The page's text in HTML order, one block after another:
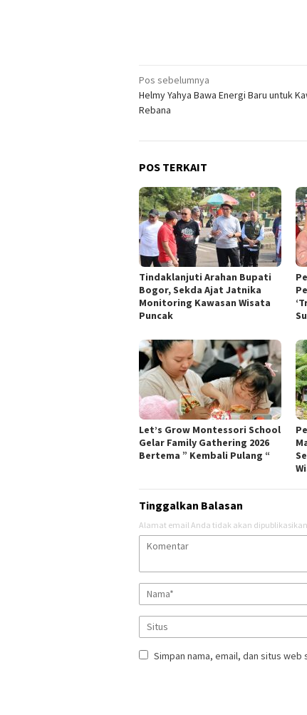
Navigasi
pos
Pos sebelumnya
Helmy Yahya Bawa Energi Baru untuk
Rebana
POS TERKAIT
Tindaklanjuti Arahan Bupati
Bogor, Sekda Ajat Jatnika
Monitoring Kawasan Wisata
Puncak
Let’s Grow Montessori School
Gelar Family Gathering 2026
Bertema ” Kembali Pulang “
Tinggalkan Balasan
Alamat email Anda tidak akan
Simpan nama, email, dan situs